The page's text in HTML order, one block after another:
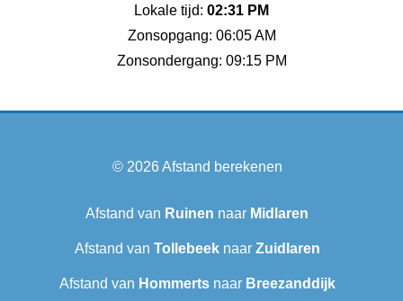
Lokale tijd: 02:31 PM
Zonsopgang: 06:05 AM
Zonsondergang: 09:15 PM
© 2026Afstand berekenen
Afstand van Ruinen naar Midlaren
Afstand van Tollebeeknaar Zuidlaren
Afstand van Hommertsnaar Breezanddijk